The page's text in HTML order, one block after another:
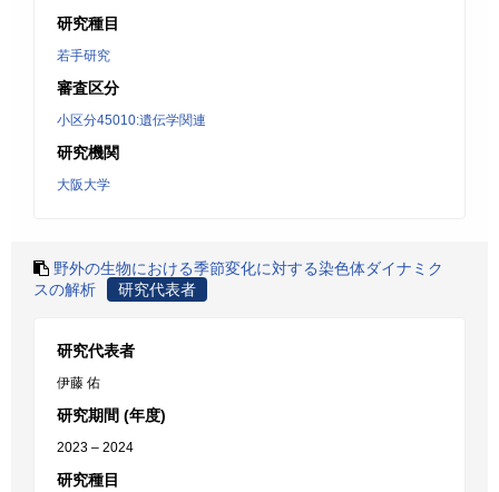
研究種目
若手研究
審査区分
小区分45010:遺伝学関連
研究機関
大阪大学
野外の生物における季節変化に対する染色体ダイナミク
スの解析
研究代表者
研究代表者
伊藤 佑
研究期間 (年度)
2023 – 2024
研究種目